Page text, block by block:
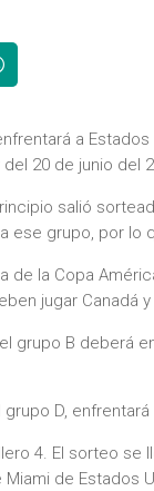
a
20 de junio del
salió
ese grupo, por lo
de la Copa
jugar Canadá y
grupo B deberá
D,
4. El sorteo
de Estados